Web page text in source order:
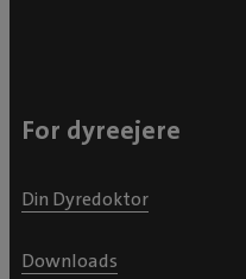
For dyreejere
Din Dyredoktor
Downloads